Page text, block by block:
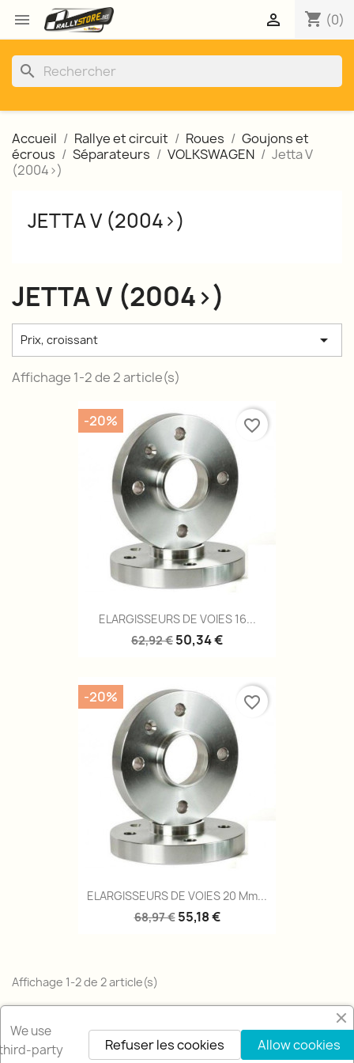
 shopping_cart (0)

search
Accueil Rallye et circuit Roues
Goujons et
écrous
Séparateurs VOLKSWAGEN
Jetta V
(2004>)
JETTA V (2004>)
JETTA V (2004>)
Prix, croissant 
Affichage 1-2 de 2 article(s)
ELARGISSEURS DE VOIES 16...
62,92 € 50,34 €
-20% favorite_border
ELARGISSEURS DE VOIES 20 Mm...
68,97 € 55,18 €
-20% favorite_border
Affichage 1-2 de 2 article(s)
Retour en haut
We use
party
Allow cookies
Refuser les cookies